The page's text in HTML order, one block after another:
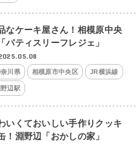
なケーキ屋さん！相模原中央
パティスリーフレジェ」
川県 相模原市中央区 JR横浜線
辺駅
いくておいしい手作りクッキ
！淵野辺「おかしの家」